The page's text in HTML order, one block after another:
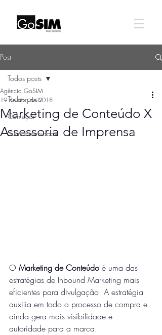
Post
Todos posts
Começar
Sua comunidade
Todos posts
Marketing de Conteúdo X
Assessoria de Imprensa
Agência GoSIM
19 de abr. de 2018
O Marketing de Conteúdo é uma das
estratégias de Inbound Marketing mais
eficientes para divulgação. A estratégia
auxilia em todo o processo de compra e
ainda gera mais visibilidade e
autoridade para a marca.